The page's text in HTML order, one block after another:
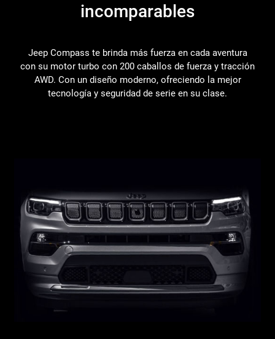
incomparables
Jeep Compass te brinda más fuerza en cada aventura
con su motor turbo con 200 caballos de fuerza y tracción
AWD. Con un diseño moderno, ofreciendo la mejor
tecnología y seguridad de serie en su clase.